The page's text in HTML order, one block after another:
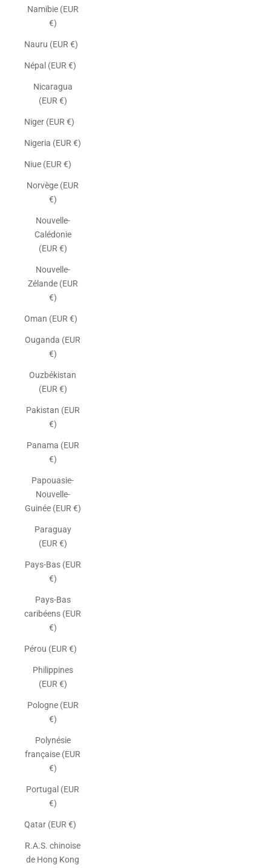
Namibie (EUR
€)
Nauru (EUR €)
Népal (EUR €)
Nicaragua
(EUR €)
Niger (EUR €)
Nigeria (EUR €)
Niue (EUR €)
Norvège (EUR
€)
Nouvelle-
Calédonie
(EUR €)
Nouvelle-
Zélande (EUR
€)
Oman (EUR €)
Ouganda (EUR
€)
Ouzbékistan
(EUR €)
Pakistan (EUR
€)
Panama (EUR
€)
Papouasie-
Nouvelle-
Guinée (EUR €)
Paraguay
(EUR €)
Pays-Bas (EUR
€)
Pays-Bas
caribéens (EUR
€)
Pérou (EUR €)
Philippines
(EUR €)
Pologne (EUR
€)
Polynésie
française (EUR
€)
Portugal (EUR
€)
Qatar (EUR €)
R.A.S. chinoise
de Hong Kong